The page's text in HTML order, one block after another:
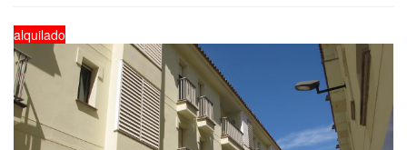
alquilado